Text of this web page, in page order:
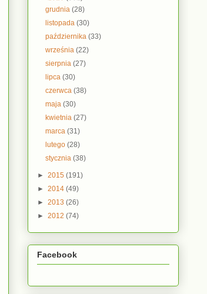
grudnia(28)
listopada(30)
października(33)
września(22)
sierpnia(27)
lipca(30)
czerwca(38)
maja(30)
kwietnia(27)
marca(31)
lutego(28)
stycznia(38)
► 2015 (191)
► 2014 (49)
► 2013 (26)
► 2012 (74)
Facebook